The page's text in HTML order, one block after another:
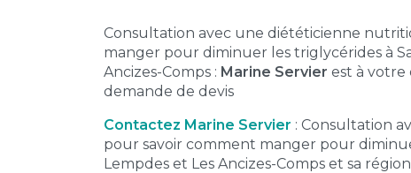
Consultation avec une diététicienne
manger pour diminuer les triglycérides à
Ancizes-Comps : Marine Servier est à
demande de devis
Contactez Marine Servier : Consultation
pour savoir comment manger pour
Lempdes et Les Ancizes-Comps et sa